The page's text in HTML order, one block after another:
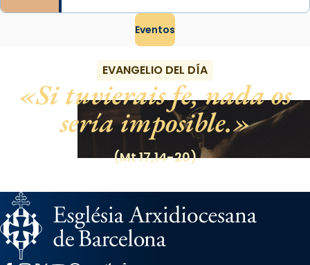
Eventos
EVANGELIO DEL DÍA
Si tuvierais fe, nada os
sería imposible.
(Mt 17,14-20)